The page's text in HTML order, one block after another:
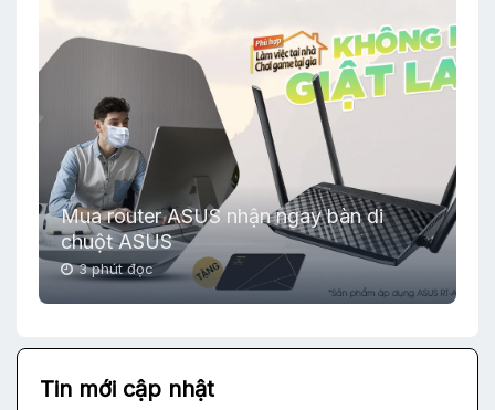
Mua router ASUS nhận ngay bàn di
chuột ASUS
3 phút đọc
Tin mới cập nhật